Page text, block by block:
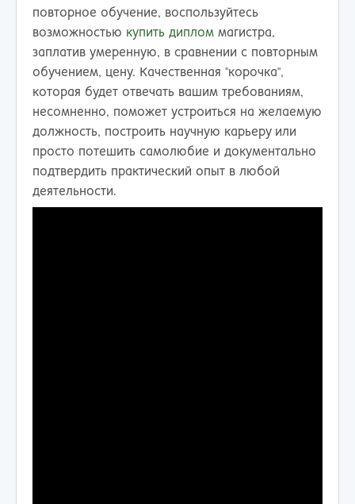
повторное обучение, воспользуйтесь
возможностью купить диплом магистра,
заплатив умеренную, в сравнении с повторным
обучением, цену. Качественная "корочка",
которая будет отвечать вашим требованиям,
несомненно, поможет устроиться на желаемую
должность, построить научную карьеру или
просто потешить самолюбие и документально
подтвердить практический опыт в любой
деятельности.